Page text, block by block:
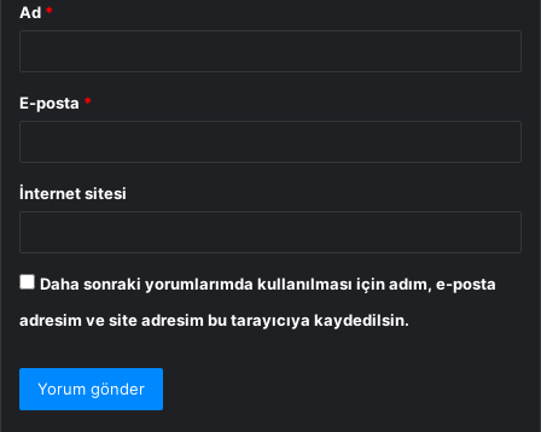
Ad *
E-posta *
İnternet sitesi
Daha sonraki yorumlarımda kullanılması için adım, e-posta
adresim ve site adresim bu tarayıcıya kaydedilsin.